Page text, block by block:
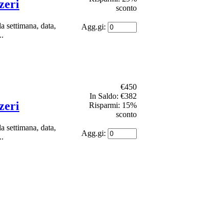
settimana, data,
sconto
Agg.gi:
settimana, data,
€450
In Saldo: €382
Risparmi: 15%
sconto
Agg.gi: